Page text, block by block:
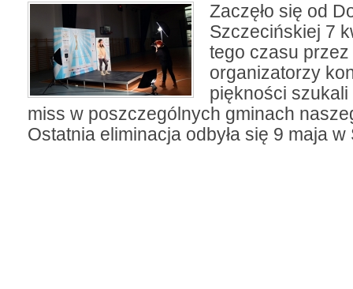
Zaczęło się od
Szczecińskiej 7
tego czasu przez
organizatorzy
piękności
miss w poszczególnych gminach
Ostatnia eliminacja odbyła się 9 maja